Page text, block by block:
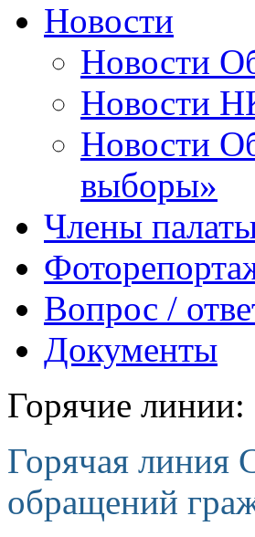
Новости
Новости
Новости
Новости
выборы»
Члены
Вопрос /
Документы
Горячие линии:
Горячая линия
обращений